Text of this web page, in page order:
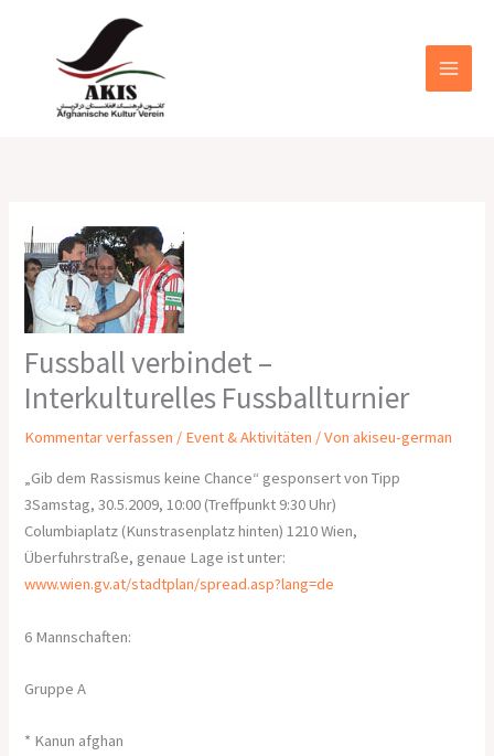
springen
Fussball verbindet –
Interkulturelles Fussballturnier
Kommentar verfassen / Event & Aktivitäten / Vonakiseu-german
„Gib dem Rassismus keine Chance“ gesponsert von Tipp
3Samstag, 30.5.2009, 10:00 (Treffpunkt 9:30 Uhr)
Columbiaplatz (Kunstrasenplatz hinten) 1210 Wien,
Überfuhrstraße, genaue Lage ist unter:
www.wien.gv.at/stadtplan/spread.asp?lang=de
6 Mannschaften:
Gruppe A
* Kanun afghan